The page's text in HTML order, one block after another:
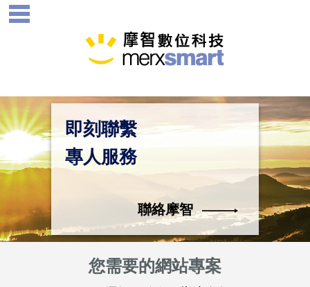
即刻聯繫
專人服務
聯絡摩智
您需要的網站專案